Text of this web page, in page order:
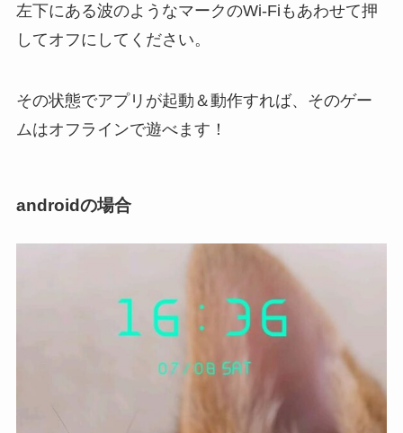
左下にある波のようなマークのWi-Fiもあわせて押
してオフに してください。
その状態でアプリが起動＆動作すれば、そのゲー
ムはオフラインで遊べます！
androidの場合